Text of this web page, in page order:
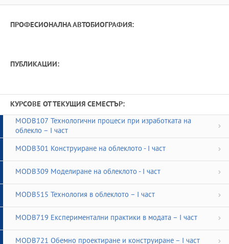
ПРОФЕСИОНАЛНА АВТОБИОГРАФИЯ:
ПУБЛИКАЦИИ:
КУРСОВЕ ОТ ТЕКУЩИЯ СЕМЕСТЪР:
MODB107 Технологични процеси при изработката на
облекло – I част
MODB301 Конструиране на облеклото - I част
MODB309 Моделиране на облеклото - I част
MODB515 Технология в облеклото – I част
MODB719 Експериментални практики в модата – I част
MODB721 Обемно проектиране и конструиране – I част